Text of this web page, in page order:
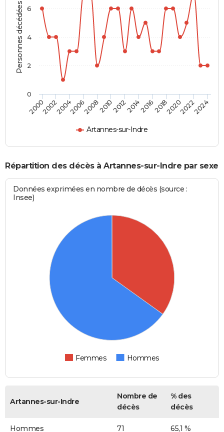
Personnes décédées
Artannes-sur-Indre
2000200220042006200820102012201420162018202020222024
0
2
4
6
Répartition des décès à Artannes-sur-Indre par sexe
Données exprimées en nombre de décès (source :
Insee)
Femmes Hommes
Artannes-sur-Indre
Nombre de
décès
% des
décès
Hommes 71 65,1 %